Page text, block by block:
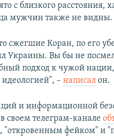
с близкого расстояния,
мужчин также не видны.
сжегшие Коран, по его
Украины. Вы бы не
подход к чужой
–написал он.
и информационной
своем телеграм-канале
фейком" и